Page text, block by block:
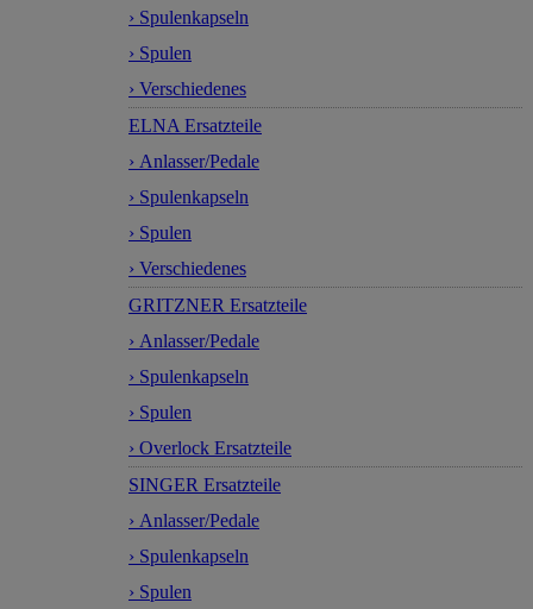
› Spulenkapseln
› Spulen
› Verschiedenes
ELNA Ersatzteile
› Anlasser/Pedale
› Spulenkapseln
› Spulen
› Verschiedenes
GRITZNER Ersatzteile
› Anlasser/Pedale
› Spulenkapseln
› Spulen
› Overlock Ersatzteile
SINGER Ersatzteile
› Anlasser/Pedale
› Spulenkapseln
› Spulen